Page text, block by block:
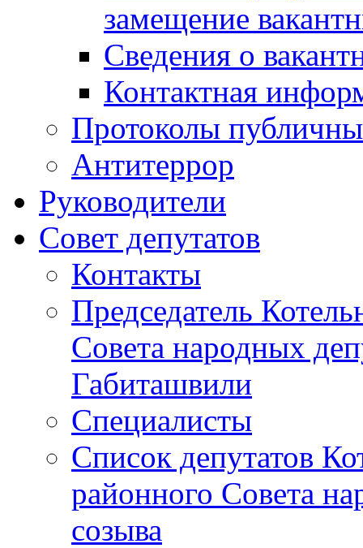
замещение
Сведения о
Контактная
Протоколы
Антитеррор
Руководители
Совет депутатов
Контакты
Председатель
Совета народных
Габиташвили
Специалисты
Список депутатов
районного Совета
созыва